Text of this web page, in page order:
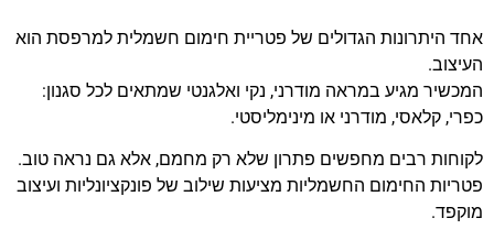
אחד היתרונות הגדולים של פטריית חימום חשמלית למרפסת הוא
העיצוב.
המכשיר מגיע במראה מודרני, נקי ואלגנטי שמתאים לכל סגנון:
כפרי, קלאסי, מודרני או מינימליסטי.
לקוחות רבים מחפשים פתרון שלא רק מחמם, אלא גם נראה טוב.
פטריות החימום החשמליות מציעות שילוב של פונקציונליות ועיצוב
מוקפד.